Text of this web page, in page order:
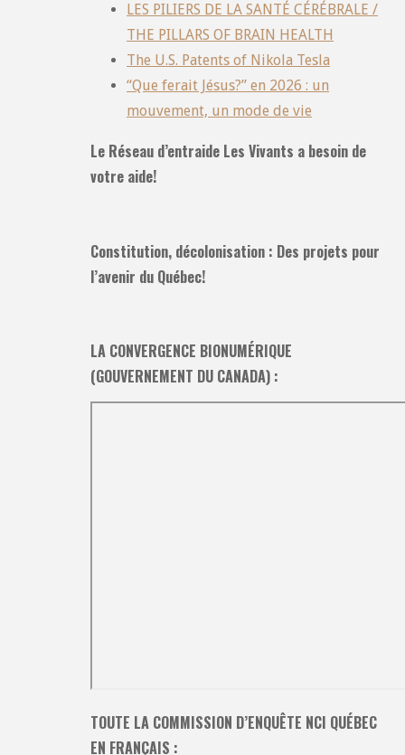
LES PILIERS DE LA SANTÉ CÉRÉBRALE /
THE PILLARS OF BRAIN HEALTH
The U.S. Patents of Nikola Tesla
“Que ferait Jésus?” en 2026 : un
mouvement, un mode de vie
Le Réseau d’entraide Les Vivants a besoin de
votre aide!
Constitution, décolonisation : Des projets pour
l’avenir du Québec!
LA CONVERGENCE BIONUMÉRIQUE
(GOUVERNEMENT DU CANADA) :
TOUTE LA COMMISSION D’ENQUÊTE NCI QUÉBEC
EN FRANÇAIS :